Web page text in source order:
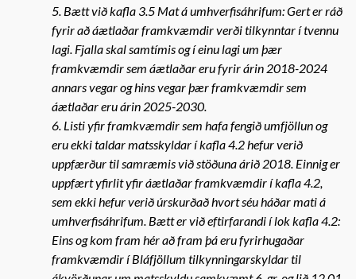
5. Bætt við kafla 3.5 Mat á umhverfisáhrifum: Gert er ráð
fyrir að áætlaðar framkvæmdir verði tilkynntar í tvennu
lagi. Fjalla skal samtímis og í einu lagi um þær
framkvæmdir sem áætlaðar eru fyrir árin 2018-2024
annars vegar og hins vegar þær framkvæmdir sem
áætlaðar eru árin 2025-2030.
6. Listi yfir framkvæmdir sem hafa fengið umfjöllun og
eru ekki taldar matsskyldar í kafla 4.2 hefur verið
uppfærður til samræmis við stöðuna árið 2018. Einnig er
uppfært yfirlit yfir áætlaðar framkvæmdir í kafla 4.2,
sem ekki hefur verið úrskurðað hvort séu háðar mati á
umhverfisáhrifum. Bætt er við eftirfarandi í lok kafla 4.2:
Eins og kom fram hér að fram þá eru fyrirhugaðar
framkvæmdir í Bláfjöllum tilkynningarskyldar til